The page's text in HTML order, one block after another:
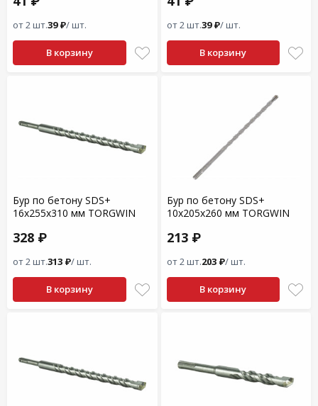
от 2 шт.39 ₽/ шт.
В корзину
от 2 шт.39 ₽/ шт.
В корзину
Бур по бетону SDS+
16x255x310 мм TORGWIN
328 ₽
от 2 шт.313 ₽/ шт.
В корзину
Бур по бетону SDS+
10x205x260 мм TORGWIN
213 ₽
от 2 шт.203 ₽/ шт.
В корзину